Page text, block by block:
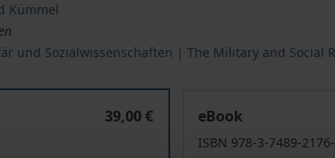
Kümmel
und Sozialwissenschaften | The Military and Social
39,00 €
eBook
ISBN 978-3-7489-